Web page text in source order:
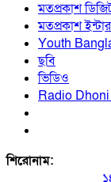
মতপ্রকাশ
মতপ্রকাশ
Youth
ছবি
ভিডিও
Radio
শিরোনাম: